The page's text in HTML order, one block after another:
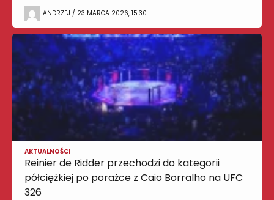
ANDRZEJ / 23 MARCA 2026, 15:30
AKTUALNOŚCI
Reinier de Ridder przechodzi do kategorii
półciężkiej po porażce z Caio Borralho na UFC
326